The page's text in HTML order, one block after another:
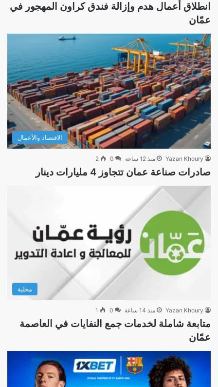
انطلاق أعمال هدم وإزالة فندق كراون المهجور في
عمّان
الاقتصاد والأعمال
Yazan Khoury منذ 12 ساعة 0
2
صادرات صناعة عمان تتجاوز 4 مليارات دينار
محلية
Yazan Khoury منذ 14 ساعة 0
1
متابعة شاملة لخدمات جمع النفايات في العاصمة
عمّان